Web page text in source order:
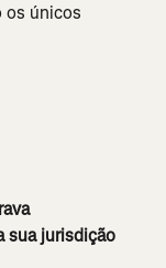
os únicos
sua jurisdição